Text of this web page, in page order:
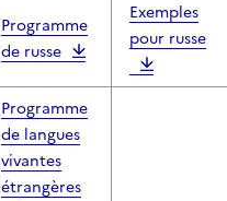
Programme
de russe
Exemples
pour russe
Programme
de langues
vivantes
étrangères